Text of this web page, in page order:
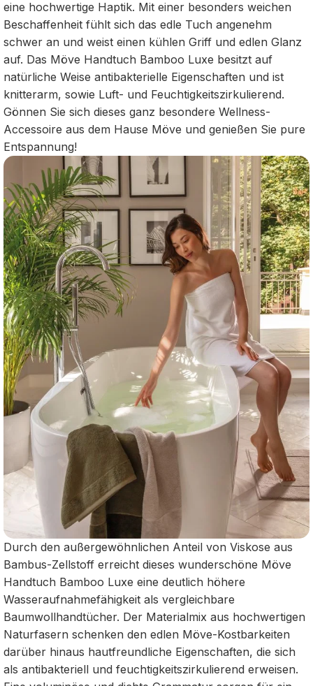
eine hochwertige Haptik. Mit einer besonders weichen
Beschaffenheit fühlt sich das edle Tuch angenehm
schwer an und weist einen kühlen Griff und edlen Glanz
auf. Das Möve Handtuch Bamboo Luxe besitzt auf
natürliche Weise antibakterielle Eigenschaften und ist
knitterarm, sowie Luft- und Feuchtigkeitszirkulierend.
Gönnen Sie sich dieses ganz besondere Wellness-
Accessoire aus dem Hause Möve und genießen Sie pure
Entspannung!
Durch den außergewöhnlichen Anteil von Viskose aus
Bambus-Zellstoff erreicht dieses wunderschöne Möve
Handtuch Bamboo Luxe eine deutlich höhere
Wasseraufnahmefähigkeit als vergleichbare
Baumwollhandtücher. Der Materialmix aus hochwertigen
Naturfasern schenken den edlen Möve-Kostbarkeiten
darüber hinaus hautfreundliche Eigenschaften, die sich
als antibakteriell und feuchtigkeitszirkulierend erweisen.